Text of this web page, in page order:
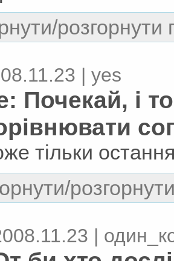
розгорнути
| yes
Почекай, і
тільки
|